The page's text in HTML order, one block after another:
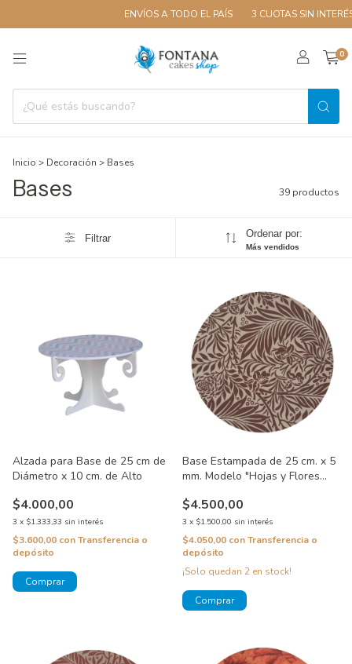
ENVÍOS A TODO EL PAÍS 3 CUOTAS SIN INTERÉS
0
Inicio > Decoración > Bases
Bases 39 productos
Filtrar Ordenar por:
Más vendidos
Alzada para Base de 25 cm de
Diámetro x 10 cm. de Alto
$4.000,00
3 x $1.333,33 sin interés
$3.600,00 conTransferencia o
depósito
Base Estampada de 25 cm. x 5
mm. Modelo "Hojas y Flores
$4.500,00
3 x $1.500,00 sin interés
$4.050,00 conTransferencia o
depósito
¡Solo quedan 2 en stock!